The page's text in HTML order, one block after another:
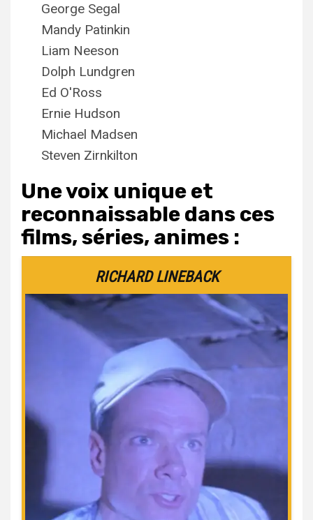
George Segal
Mandy Patinkin
Liam Neeson
Dolph Lundgren
Ed O'Ross
Ernie Hudson
Michael Madsen
Steven Zirnkilton
Une voix unique et
reconnaissable dans ces
films, séries, animes :
RICHARD LINEBACK